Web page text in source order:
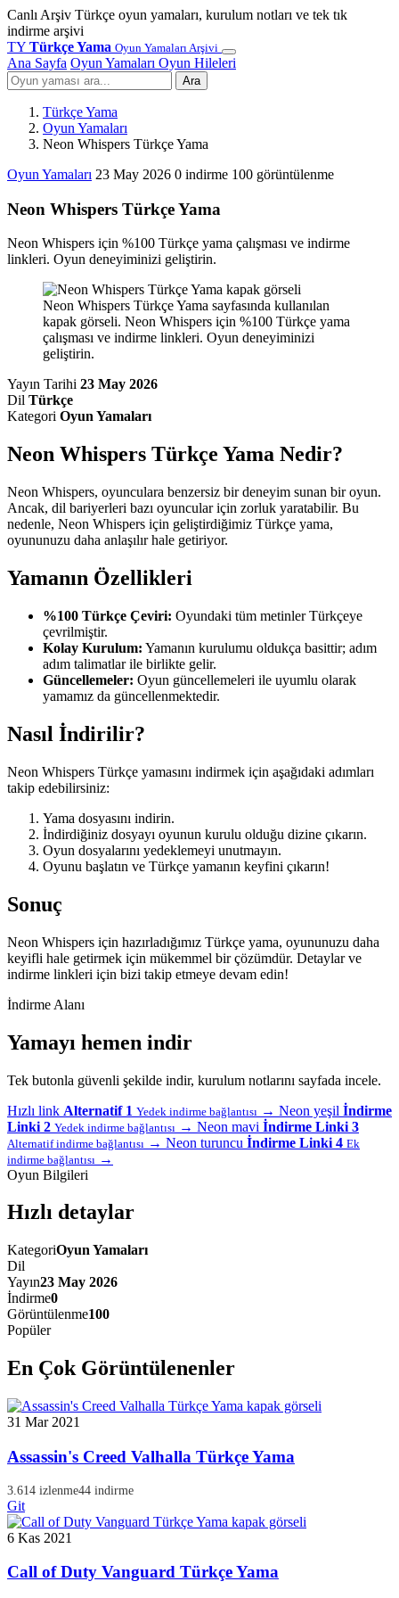
Canlı Arşiv Türkçe oyun yamaları, kurulum notları ve tek tık
indirme arşivi
TY Türkçe Yama Oyun Yamaları Arşivi
Ana Sayfa Oyun Yamaları Oyun Hileleri
Ara
Türkçe Yama
Oyun Yamaları
Neon Whispers Türkçe Yama
Oyun Yamaları 23 May 2026 0 indirme 100 görüntülenme
Neon Whispers Türkçe Yama
Neon Whispers için %100 Türkçe yama çalışması ve indirme
linkleri. Oyun deneyiminizi geliştirin.
Neon Whispers Türkçe Yama sayfasında kullanılan
kapak görseli. Neon Whispers için %100 Türkçe yama
çalışması ve indirme linkleri. Oyun deneyiminizi
geliştirin.
Yayın Tarihi 23 May 2026
Dil Türkçe
Kategori Oyun Yamaları
Neon Whispers Türkçe Yama Nedir?
Neon Whispers, oyunculara benzersiz bir deneyim sunan bir oyun.
Ancak, dil bariyerleri bazı oyuncular için zorluk yaratabilir. Bu
nedenle, Neon Whispers için geliştirdiğimiz Türkçe yama,
oyununuzu daha anlaşılır hale getiriyor.
Yamanın Özellikleri
%100 Türkçe Çeviri: Oyundaki tüm metinler Türkçeye
çevrilmiştir.
Kolay Kurulum: Yamanın kurulumu oldukça basittir; adım
adım talimatlar ile birlikte gelir.
Güncellemeler: Oyun güncellemeleri ile uyumlu olarak
yamamız da güncellenmektedir.
Nasıl İndirilir?
Neon Whispers Türkçe yamasını indirmek için aşağıdaki adımları
takip edebilirsiniz:
Yama dosyasını indirin.
İndirdiğiniz dosyayı oyunun kurulu olduğu dizine çıkarın.
Oyun dosyalarını yedeklemeyi unutmayın.
Oyunu başlatın ve Türkçe yamanın keyfini çıkarın!
Sonuç
Neon Whispers için hazırladığımız Türkçe yama, oyununuzu daha
keyifli hale getirmek için mükemmel bir çözümdür. Detaylar ve
indirme linkleri için bizi takip etmeye devam edin!
İndirme Alanı
Yamayı hemen indir
Tek butonla güvenli şekilde indir, kurulum notlarını sayfada incele.
Hızlı link Alternatif 1 Yedek indirme bağlantısı → Neon yeşil İndirme
Linki 2 Yedek indirme bağlantısı → Neon mavi İndirme Linki 3
Alternatif indirme bağlantısı → Neon turuncu İndirme Linki 4 Ek
indirme bağlantısı →
Oyun Bilgileri
Hızlı detaylar
KategoriOyun Yamaları
Dil
Yayın23 May 2026
İndirme0
Görüntülenme100
Popüler
En Çok Görüntülenenler
31 Mar 2021
Assassin's Creed Valhalla Türkçe Yama
3.614 izlenme44 indirme
Git
6 Kas 2021
Call of Duty Vanguard Türkçe Yama